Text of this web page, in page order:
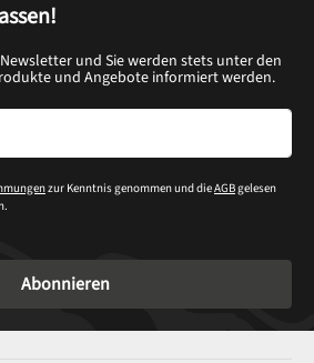
und Sie werden stets unter den
und Angebote informiert werden.
zur Kenntnis genommen und dieAGBgelesen
Abonnieren